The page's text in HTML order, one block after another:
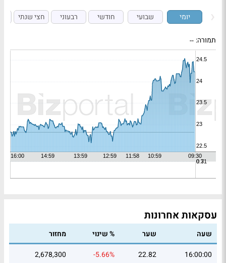
יומי שבועי חודשי רבעוני חצי שנתי
תמורה: --
עסקאות אחרונות
שעה שער % שינוי
מחזור
16:00:00
22.82
-5.66%
2,678,300